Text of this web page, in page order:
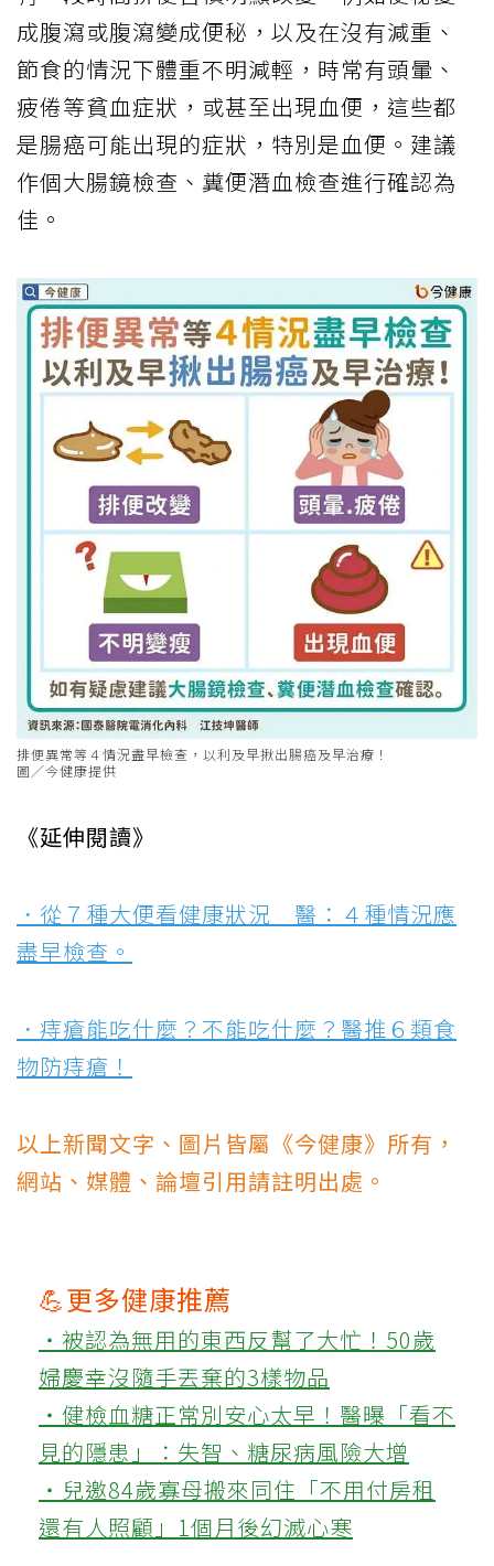
成腹瀉或腹瀉變成便秘，以及在沒有減重、
節食的情況下體重不明減輕，時常有頭暈、
疲倦等貧血症狀，或甚至出現血便，這些都
是腸癌可能出現的症狀，特別是血便。建議
作個大腸鏡檢查、糞便潛血檢查進行確認為
佳。
排便異常等４情況盡早檢查，以利及早揪出腸癌及早治療！
圖／今健康提供
《延伸閱讀》
．從７種大便看健康狀況 醫：４種情況應
盡早檢查。
．痔瘡能吃什麼？不能吃什麼？醫推６類食
物防痔瘡！
以上新聞文字、圖片皆屬《今健康》所有，
網站、媒體、論壇引用請註明出處。
💪更多健康推薦
‧被認為無用的東西反幫了大忙！50歲
婦慶幸沒隨手丟棄的3樣物品
‧健檢血糖正常別安心太早！醫曝「看不
見的隱患」：失智、糖尿病風險大增
‧兒邀84歲寡母搬來同住「不用付房租
還有人照顧」1個月後幻滅心寒